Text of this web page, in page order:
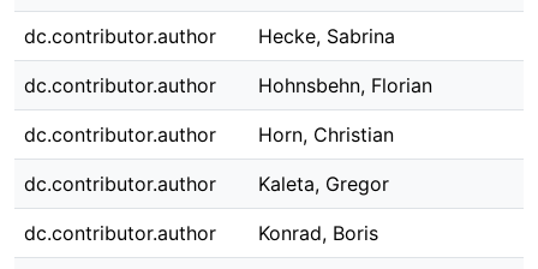
dc.contributor.author Hecke, Sabrina
dc.contributor.author Hohnsbehn, Florian
dc.contributor.author Horn, Christian
dc.contributor.author Kaleta, Gregor
dc.contributor.author Konrad, Boris